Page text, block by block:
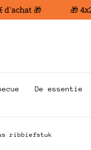
🎁 🎁
De essentie
ribbiefstuk